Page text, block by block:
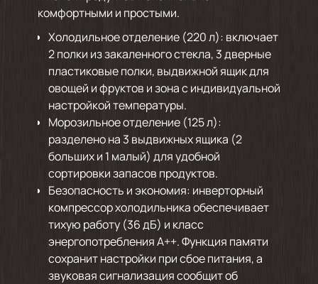
комфортными и простыми.
Холодильное отделение (220 л): включает
2 полки из закаленного стекла, 3 дверные
пластиковые полки, выдвижной ящик для
овощей и фруктов и зона с индивидуальной
настройкой температуры.
Морозильное отделение (125 л):
разделено на 3 выдвижных ящика (2
больших и 1 малый) для удобной
сортировки запасов продуктов.
Безопасность и экономия: инверторный
компрессор холодильника обеспечивает
тихую работу (36 дБ) и класс
энергопотребления A++. Функция памяти
сохранит настройки при сбое питания, а
звуковая сигнализация сообщит об